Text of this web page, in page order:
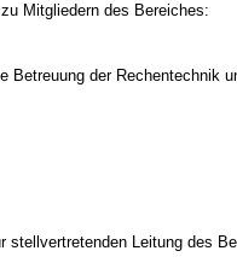
Mitgliedern des Bereiches:
Betreuung der Rechentechnik
Leitung des